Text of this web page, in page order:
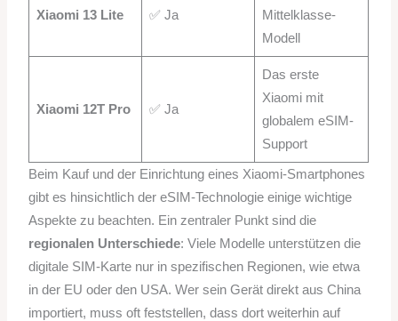
Xiaomi 13 Lite ✅ Ja
Mittelklasse-
Modell
Xiaomi 12T Pro ✅ Ja
Das erste
Xiaomi mit
globalem eSIM-
Support
Beim Kauf und der Einrichtung eines Xiaomi-Smartphones
gibt es hinsichtlich der eSIM-Technologie einige wichtige
Aspekte zu beachten. Ein zentraler Punkt sind die
regionalen Unterschiede: Viele Modelle unterstützen die
digitale SIM-Karte nur in spezifischen Regionen, wie etwa
in der EU oder den USA. Wer sein Gerät direkt aus China
importiert, muss oft feststellen, dass dort weiterhin auf